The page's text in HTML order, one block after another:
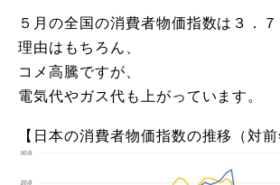
５月の全国の消費者物価指数は３．７
理由はもちろん、
コメ高騰ですが、
電気代やガス代も上がっています。
【日本の消費者物価指数の推移（対前